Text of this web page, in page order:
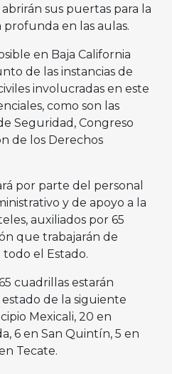
sus puertas para la
en las aulas.
en Baja California
de las instancias de
involucradas en este
como son las
Seguridad, Congreso
de los Derechos
por parte del personal
y de apoyo a la
auxiliados por 65
que trabajarán de
el Estado.
cuadrillas estarán
de la siguiente
Mexicali, 20 en
6 en San Quintín, 5 en
Tecate.